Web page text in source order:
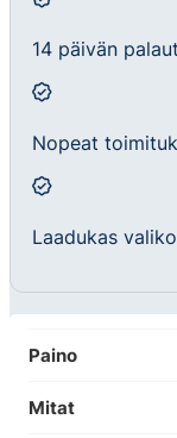
14 päivän
Nopeat
Laadukas
Paino
Mitat